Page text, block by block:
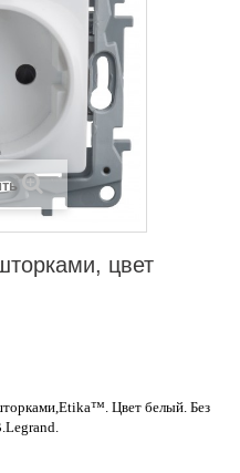
цвет
Etika™. Цвет белый. Без
Legrand.